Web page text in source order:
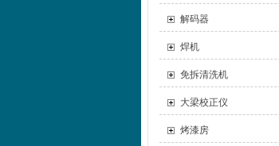
解码器
焊机
免拆清洗机
大梁校正仪
烤漆房